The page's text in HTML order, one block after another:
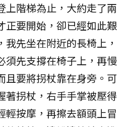
上階梯為止，大約走了兩
正要開始，卻已經如此艱
先坐在附近的長椅上，
須先支撐在椅子上，再慢
且要將拐杖靠在身旁。可
著拐杖，右手手掌被壓得
輕按摩，再擦去額頭上冒